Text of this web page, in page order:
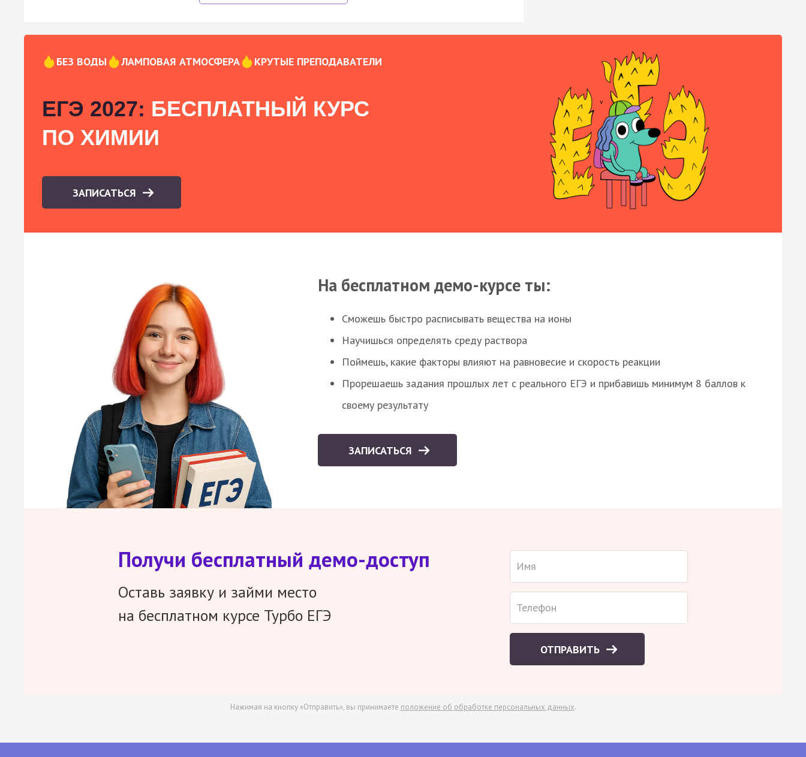
БЕЗ ВОДЫ ЛАМПОВАЯ АТМОСФЕРА КРУТЫЕ ПРЕПОДАВАТЕЛИ
ЕГЭ 2027: БЕСПЛАТНЫЙ КУРС
ПО ХИМИИ
ЗАПИСАТЬСЯ
На бесплатном демо-курсе ты:
Сможешь быстро расписывать вещества на ионы
Научишься определять среду раствора
Поймешь, какие факторы влияют на равновесие и скорость реакции
Прорешаешь задания прошлых лет с реального ЕГЭ и прибавишь минимум 8 баллов к
своему результату
ЗАПИСАТЬСЯ
Получи бесплатный демо-доступ
Оставь заявку и займи место
на бесплатном курсе Турбо ЕГЭ
ОТПРАВИТЬ
Нажимая на кнопку «Отправить», вы принимаете положение об обработке персональных данных.